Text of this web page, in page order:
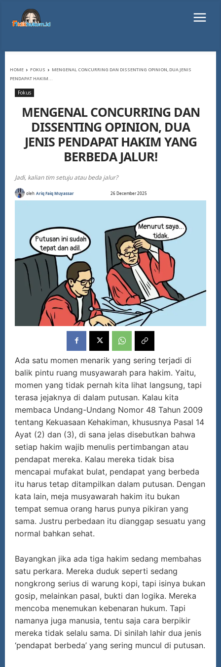
HOME FOKUS
MENGENAL CONCURRING DAN DISSENTING OPINION, DUA JENIS
PENDAPAT HAKIM...
Fokus
MENGENAL CONCURRING DAN
DISSENTING OPINION, DUA
JENIS PENDAPAT HAKIM YANG
BERBEDA JALUR!
Jadi, kalian tim setuju atau beda jalur?
oleh Ariq Faiq Muyassar 26 December 2025
Ada satu momen menarik yang sering terjadi di
balik pintu ruang musyawarah para hakim. Yaitu,
momen yang tidak pernah kita lihat langsung, tapi
terasa jejaknya di dalam putusan. Kalau kita
membaca Undang-Undang Nomor 48 Tahun 2009
tentang Kekuasaan Kehakiman, khususnya Pasal 14
Ayat (2) dan (3), di sana jelas disebutkan bahwa
setiap hakim wajib menulis pertimbangan atau
pendapat mereka. Kalau mereka tidak bisa
mencapai mufakat bulat, pendapat yang berbeda
itu harus tetap ditampilkan dalam putusan. Dengan
kata lain, meja musyawarah hakim itu bukan
tempat semua orang harus punya pikiran yang
sama. Justru perbedaan itu dianggap sesuatu yang
normal bahkan sehat.
Bayangkan jika ada tiga hakim sedang membahas
satu perkara. Mereka duduk seperti sedang
nongkrong serius di warung kopi, tapi isinya bukan
gosip, melainkan pasal, bukti dan logika. Mereka
mencoba menemukan kebenaran hukum. Tapi
namanya juga manusia, tentu saja cara berpikir
mereka tidak selalu sama. Di sinilah lahir dua jenis
‘pendapat berbeda’ yang sering muncul di putusan.